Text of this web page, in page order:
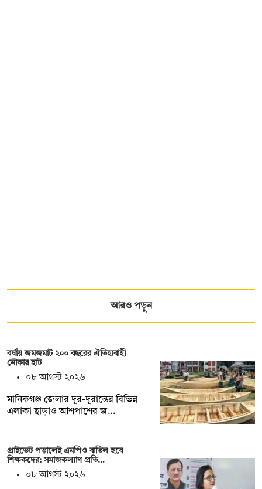
আরও পড়ুন
বর্ষায় জমজমাট ২০০ বছরের ঐতিহ্যবাহী
নৌকার হাট
০৮ আগস্ট ২০২৬
মানিকগঞ্জ জেলার দূর-দূরান্তের বিভিন্ন
এলাকা ছাড়াও আশপাশের জ…
প্রাইভেট পড়ালেই এমপিও বাতিল হবে
শিক্ষকদের: সমাজকল্যাণ প্রতি…
০৮ আগস্ট ২০২৬